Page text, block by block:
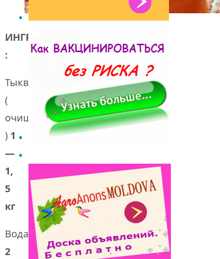
ИНГРЕДИЕНТЫ
:
Тыква
(
очищенная
) 1
—
1,
5
кг
Вода 1-
2